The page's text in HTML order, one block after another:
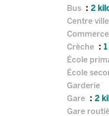
Bus
2
Centre ville
Crèche
École
École
Garderie
Gare
2
Gare